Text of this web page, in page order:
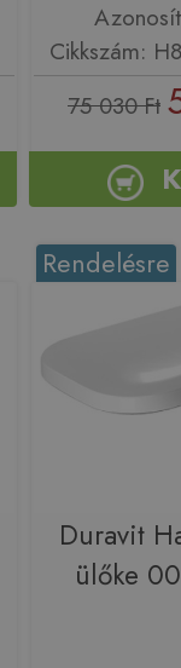
Cikkszám:
75 030 Ft
Rendelésre
Duravit
ülőke